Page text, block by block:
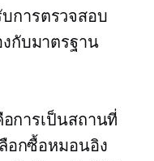
การตรวจสอบ
กับมาตรฐาน
อการเป็นสถานที่
อกซื้อหมอนอิง